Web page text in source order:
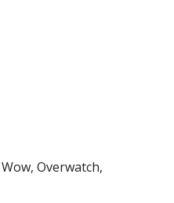
Wow, Overwatch,